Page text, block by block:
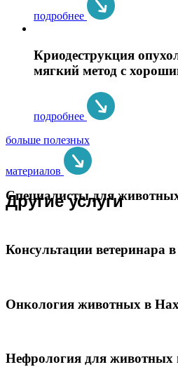
подробнее
Криодеструкция
мягкий метод с
подробнее
больше полезных
материалов
Другие услуги
Специалисты для
Консультации ветеринара
Онкология животных в
Нефрология для животных